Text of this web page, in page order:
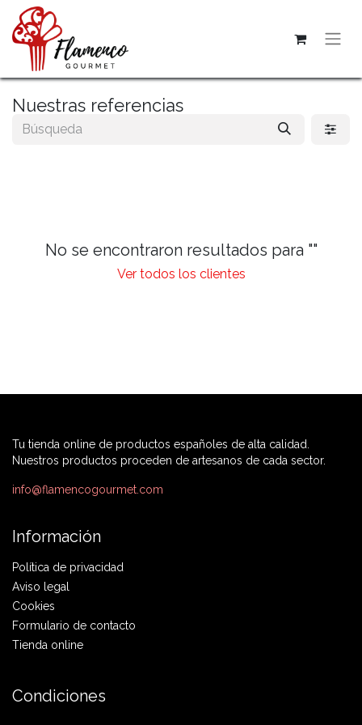
Nuestras referencias
No se encontraron resultados para ""
Ver todos los clientes
Tu tienda online de productos españoles de alta calidad.
Nuestros productos proceden de artesanos de cada sector.
info@flamencogourmet.com
Información
Política de privacidad
Aviso legal
Cookies
Formulario de contacto
Tienda online
Condiciones